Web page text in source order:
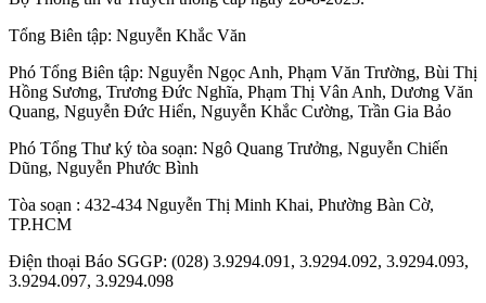
Tổng Biên tập: Nguyễn Khắc Văn
Phó Tổng Biên tập: Nguyễn Ngọc Anh, Phạm Văn Trường, Bùi Thị
Hồng Sương, Trương Đức Nghĩa, Phạm Thị Vân Anh, Dương Văn
Quang, Nguyễn Đức Hiển, Nguyễn Khắc Cường, Trần Gia Bảo
Phó Tổng Thư ký tòa soạn: Ngô Quang Trưởng, Nguyễn Chiến
Dũng, Nguyễn Phước Bình
Tòa soạn : 432-434 Nguyễn Thị Minh Khai, Phường Bàn Cờ,
TP.HCM
Điện thoại Báo SGGP: (028) 3.9294.091, 3.9294.092, 3.9294.093,
3.9294.097, 3.9294.098